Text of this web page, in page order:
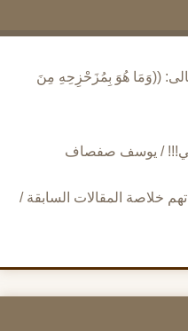
((وَمَا هُوَ بِمُزَحْزِحِهِ مِنَ
/ يوسف صفصاف
خلاصة المقالات السابقة /